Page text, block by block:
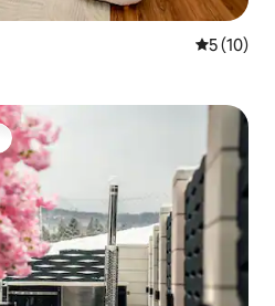
5 (10)